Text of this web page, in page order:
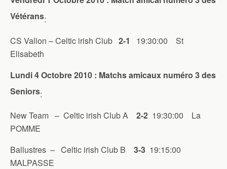
Vétérans:
CS Vallon – Celtic irish Club 2-1
19:30:00 St
Elisabeth
Lundi 4 Octobre 2010 : Matchs amicaux numéro 3 des
Seniors:
New Team – Celtic irish Club A 2-2 19:30:00 La
POMME
Ballustres – Celtic irish Club B 3-3 19:15:00
MALPASSE